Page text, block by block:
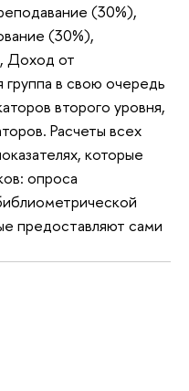
(30%),
(30%),
Доход от
в свою очередь
второго уровня,
Расчеты всех
которые
опроса
предоставляют сами